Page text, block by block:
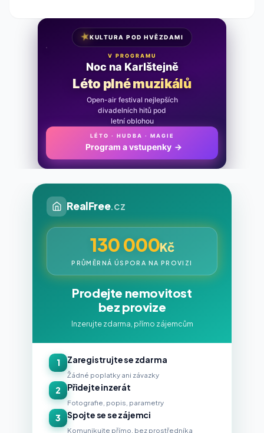
★KULTURA POD HVĚZDAMI
V PROGRAMU
Noc na Karlštejně
Léto plné muzikálů
Open-air festival nejlepších
divadelních hitů pod
letní oblohou
LÉTO · HUDBA · MAGIE
Program a vstupenky →
RealFree.cz
130 000Kč
PRŮMĚRNÁ ÚSPORA NA PROVIZI
Prodejte nemovitost
bez provize
Inzerujte zdarma, přímo zájemcům
1 Zaregistrujte se zdarma
Žádné poplatky ani závazky
2 Přidejte inzerát
Fotografie, popis, parametry
3 Spojte se se zájemci
Komunikujte přímo, bez prostředníka